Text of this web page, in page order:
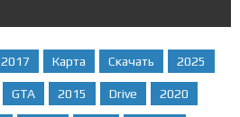
2017 Карта Скачать 2025
GTA 2015 Drive 2020